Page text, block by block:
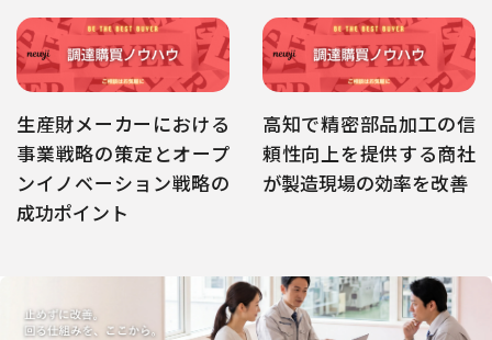
生産財メーカーにおける
事業戦略の策定とオープ
ンイノベーション戦略の
成功ポイント
高知で精密部品加工の信
頼性向上を提供する商社
が製造現場の効率を改善